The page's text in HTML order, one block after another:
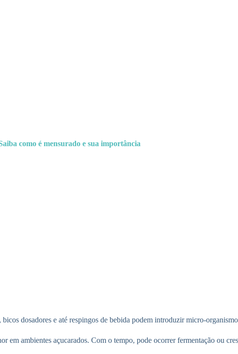
como é mensurado e sua importância
dosadores e até respingos de bebida podem introduzir micro-
em ambientes açucarados. Com o tempo, pode ocorrer fermentação ou